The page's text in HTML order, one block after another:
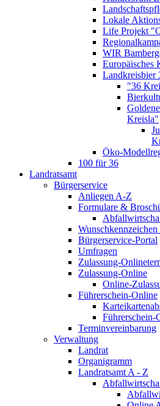
Lokale
Life Projekt
WIR
Europäisches
Landkreisbier
"36
Kreisla"
Öko-
100 für 36
Landratsamt
Bürgerservice
Anliegen A-Z
Formulare &
Bürgerservice-Portal
Umfragen
Zulassung-
Zulassung-Online
Online-
Führerschein-Online
Führerschein-
Terminvereinbarung
Verwaltung
Landrat
Organigramm
Landratsamt A - Z